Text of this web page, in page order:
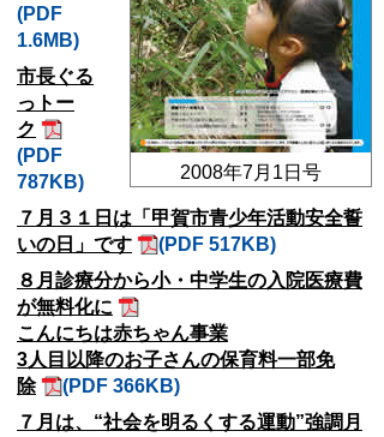
2008年7月1日号
(PDF
1.6MB)
市長ぐる
っトー
ク
(PDF
787KB)
７月３１日は「甲賀市青少年活動安全誓
いの日」です
(PDF 517KB)
８月診療分から小・中学生の入院医療費
が無料化に
こんにちは赤ちゃん事業
3人目以降のお子さんの保育料一部免
除
(PDF 366KB)
７月は、“社会を明るくする運動”強調月